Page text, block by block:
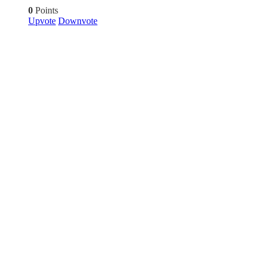
0 Points
Upvote Downvote